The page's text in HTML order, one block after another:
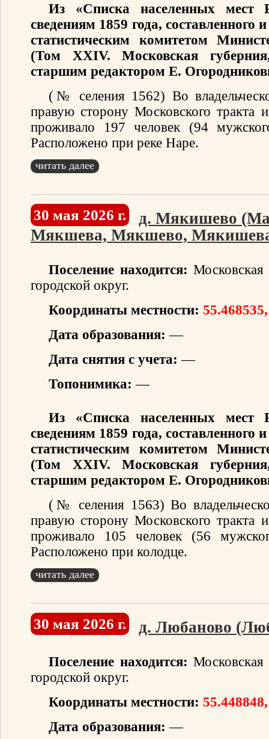
Из «Списка населенных мест
сведениям 1859 года,
статистическим комитетом
(Том XXIV. Московская
старшим редактором Е.
(№ селения 1562) Во
правую сторону Московского тракта
проживало 197 человек (94
Расположено при реке Наре.
читать далее
30 мая 2026 г.
д. Мякишево
Мякшева, Мякшево,
Поселение находится:
городской округ.
Координаты местности:
Дата образования: —
Дата снятия с учета: —
Топонимика: —
Из «Списка населенных мест
сведениям 1859 года,
статистическим комитетом
(Том XXIV. Московская
старшим редактором Е.
(№ селения 1563) Во
правую сторону Московского тракта
проживало 105 человек (56
Расположено при колодце.
читать далее
30 мая 2026 г. д. Любаново
Поселение находится:
городской округ.
Координаты местности:
Дата образования: —